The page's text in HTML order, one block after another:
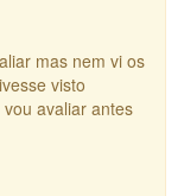
mas nem vi os
visto
avaliar antes